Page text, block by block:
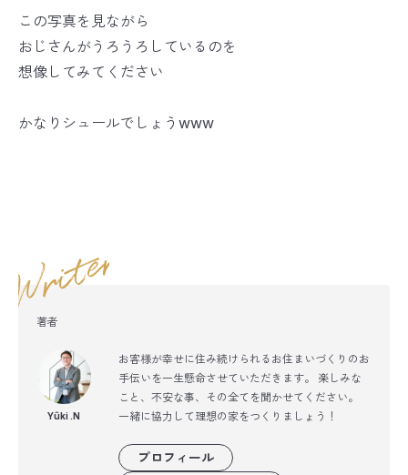
この写真を見ながら
おじさんがうろうろしているのを
想像してみてください
かなりシュールでしょうwww
著者
Yûki .N
お客様が幸せに住み続けられるお住まいづくりのお
手伝いを一生懸命させていただきます。 楽しみな
こと、不安な事、その全てを聞かせてください。
一緒に協力して理想の家をつくりましょう！
プロフィール